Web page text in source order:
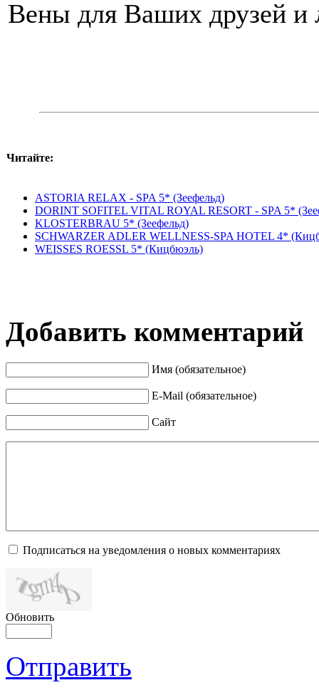
Вены для Ваших друзей
Читайте:
ASTORIA RELAX - SPA 5* (Зеефельд)
DORINT SOFITEL VITAL ROYAL RESORT - SPA 5*
KLOSTERBRAU 5* (Зеефельд)
SCHWARZER ADLER WELLNESS-SPA HOTEL 4*
WEISSES ROESSL 5* (Кицбюэль)
Добавить комментарий
Имя (обязательное)
E-Mail (обязательное)
Сайт
Подписаться на уведомления о новых комментариях
Обновить
Отправить